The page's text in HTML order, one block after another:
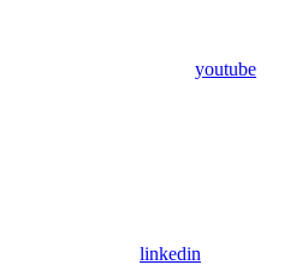
youtube
linkedin